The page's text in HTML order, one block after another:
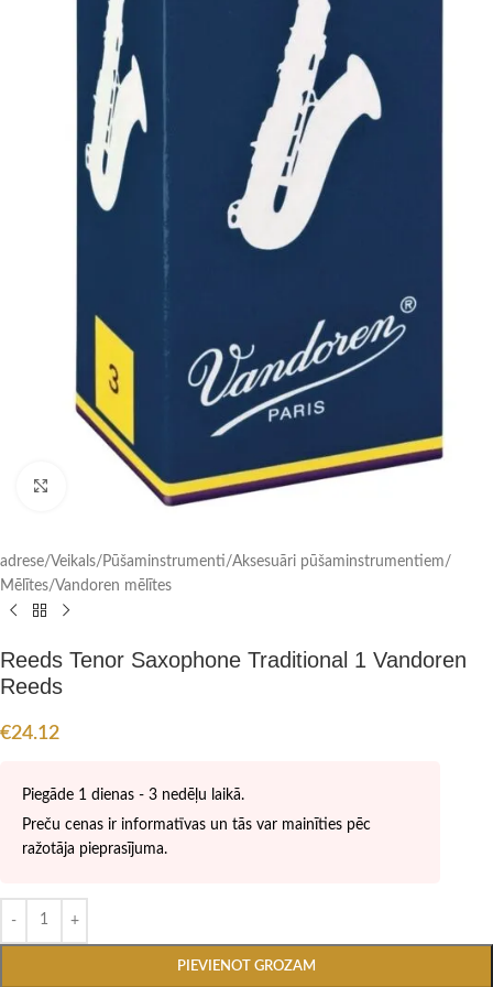
Click to enlarge
adrese/Veikals/Pūšaminstrumenti/Aksesuāri pūšaminstrumentiem/
Mēlītes/Vandoren mēlītes
Reeds Tenor Saxophone Traditional 1 Vandoren
Reeds
€24.12
Piegāde 1 dienas - 3 nedēļu laikā.
Preču cenas ir informatīvas un tās var mainīties pēc
ražotāja pieprasījuma.
PIEVIENOT GROZAM